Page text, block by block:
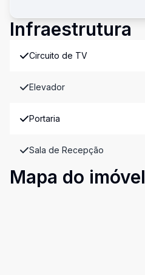
Infraestrutura
Circuito de TV
Elevador
Portaria
Sala de Recepção
Mapa do imóvel